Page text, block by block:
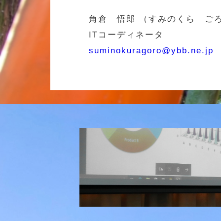
角倉 悟郎 （すみのくら ご
ITコーディネータ
suminokuragoro@ybb.ne.jp